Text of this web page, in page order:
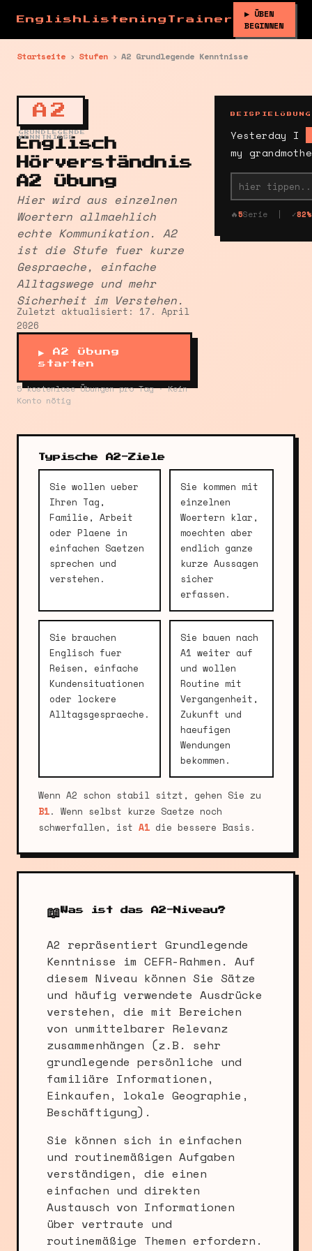
EnglishListeningTrainer
▶ ÜBEN
BEGINNEN
Startseite › Stufen › A2 Grundlegende Kenntnisse
A2
GRUNDLEGENDE
KENNTNISSE
Englisch
Hörverständnis
A2 Übung
Hier wird aus einzelnen
Woertern allmaehlich
echte Kommunikation. A2
ist die Stufe fuer kurze
Gespraeche, einfache
Alltagswege und mehr
Sicherheit im Verstehen.
Zuletzt aktualisiert: 17. April
2026
▶ A2 Übung
starten
5 kostenlose Übungen pro Tag · Kein
Konto nötig
BEISPIELÜBUNG
Yesterday I
my
🔥5Serie | ✓82%
Typische A2-Ziele
Sie wollen ueber
Ihren Tag,
Familie, Arbeit
oder Plaene in
einfachen Saetzen
sprechen und
verstehen.
Sie kommen mit
einzelnen
Woertern klar,
moechten aber
endlich ganze
kurze Aussagen
sicher
erfassen.
Sie brauchen
Englisch fuer
Reisen, einfache
Kundensituationen
oder lockere
Alltagsgespraeche.
Sie bauen nach
A1 weiter auf
und wollen
Routine mit
Vergangenheit,
Zukunft und
haeufigen
Wendungen
bekommen.
Wenn A2 schon stabil sitzt, gehen Sie zu
B1. Wenn selbst kurze Saetze noch
schwerfallen, ist A1 die bessere Basis.
📖 Was ist das A2-Niveau?
A2 repräsentiert Grundlegende
Kenntnisse im CEFR-Rahmen. Auf
diesem Niveau können Sie Sätze
und häufig verwendete Ausdrücke
verstehen, die mit Bereichen
von unmittelbarer Relevanz
zusammenhängen (z.B. sehr
grundlegende persönliche und
familiäre Informationen,
Einkaufen, lokale Geographie,
Beschäftigung).
Sie können sich in einfachen
und routinemäßigen Aufgaben
verständigen, die einen
einfachen und direkten
Austausch von Informationen
über vertraute und
routinemäßige Themen erfordern.